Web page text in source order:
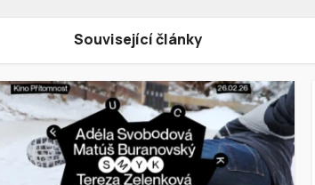
Související články